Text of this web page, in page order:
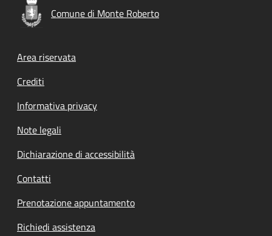
Comune di Monte Roberto
Footer menu
Area riservata
Crediti
Informativa privacy
Note legali
Dichiarazione di accessibilità
Contatti
Prenotazione appuntamento
Richiedi assistenza